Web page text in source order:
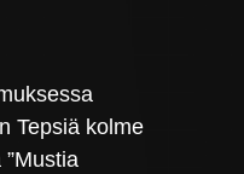
Tepsiä kolme